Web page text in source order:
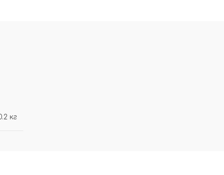
кг